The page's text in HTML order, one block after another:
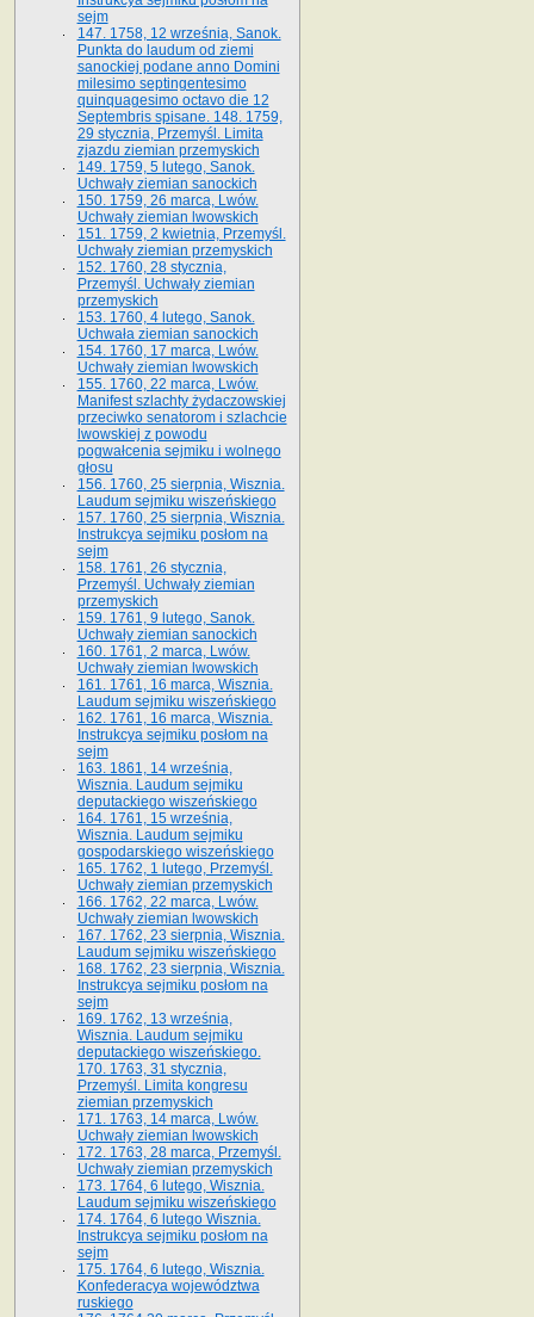
sejm
147. 1758, 12 września, Sanok.
Punkta do laudum od ziemi
sanockiej podane anno Domini
milesimo septingentesimo
quinquagesimo octavo die 12
Septembris spisane. 148. 1759,
29 stycznia, Przemyśl. Limita
zjazdu ziemian przemyskich
149. 1759, 5 lutego, Sanok.
Uchwały ziemian sanockich
150. 1759, 26 marca, Lwów.
Uchwały ziemian lwowskich
151. 1759, 2 kwietnia, Przemyśl.
Uchwały ziemian przemyskich
152. 1760, 28 stycznia,
Przemyśl. Uchwały ziemian
przemyskich
153. 1760, 4 lutego, Sanok.
Uchwała ziemian sanockich
154. 1760, 17 marca, Lwów.
Uchwały ziemian lwowskich
155. 1760, 22 marca, Lwów.
Manifest szlachty żydaczowskiej
przeciwko senatorom i szlachcie
lwowskiej z po­wodu
pogwałcenia sejmiku i wolnego
głosu
156. 1760, 25 sierpnia, Wisznia.
Laudum sejmiku wiszeńskiego
157. 1760, 25 sierpnia, Wisznia.
Instrukcya sejmiku posłom na
sejm
158. 1761, 26 stycznia,
Przemyśl. Uchwały ziemian
przemyskich
159. 1761, 9 lutego, Sanok.
Uchwały ziemian sanockich
160. 1761, 2 marca, Lwów.
Uchwały ziemian lwowskich
161. 1761, 16 marca, Wisznia.
Laudum sejmiku wiszeńskiego
162. 1761, 16 marca, Wisznia.
Instrukcya sejmiku posłom na
sejm
163. 1861, 14 września,
Wisznia. Laudum sejmiku
deputackiego wiszeńskiego
164. 1761, 15 września,
Wisznia. Laudum sejmiku
gospodarskiego wiszeńskiego
165. 1762, 1 lutego, Przemyśl.
Uchwały ziemian przemyskich
166. 1762, 22 marca, Lwów.
Uchwały ziemian lwowskich
167. 1762, 23 sierpnia, Wisznia.
Laudum sejmiku wiszeńskiego
168. 1762, 23 sierpnia, Wisznia.
Instrukcya sejmiku posłom na
sejm
169. 1762, 13 września,
Wisznia. Laudum sejmiku
deputackiego wiszeńskiego.
170. 1763, 31 stycznia,
Przemyśl. Limita kongresu
ziemian przemyskich
171. 1763, 14 marca, Lwów.
Uchwały ziemian lwowskich
172. 1763, 28 marca, Przemyśl.
Uchwały ziemian przemyskich
173. 1764, 6 lutego, Wisznia.
Laudum sejmiku wiszeńskiego
174. 1764, 6 lutego Wisznia.
Instrukcya sejmiku posłom na
sejm
175. 1764, 6 lutego, Wisznia.
Konfederacya województwa
ruskiego